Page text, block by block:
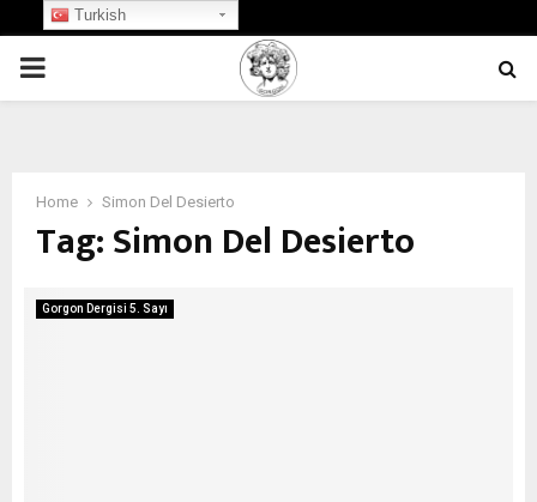
PRIMARY
Home Simon Del Desierto
Tag:Simon Del Desierto
Gorgon Dergisi 5. Sayı
Turkish